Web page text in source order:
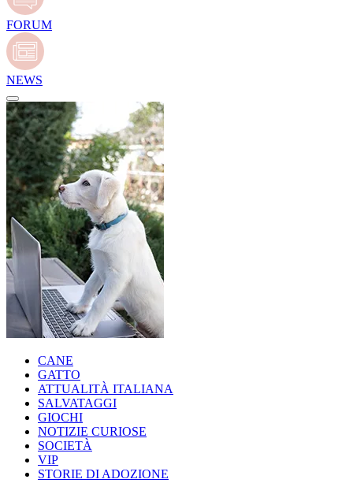
FORUM
NEWS
CANE
GATTO
ATTUALITÀ ITALIANA
SALVATAGGI
GIOCHI
NOTIZIE CURIOSE
SOCIETÀ
VIP
STORIE DI ADOZIONE